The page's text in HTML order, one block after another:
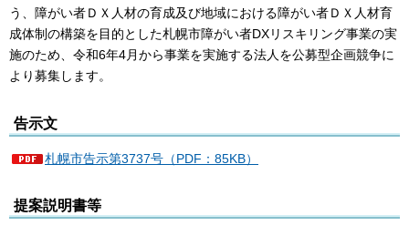
う、障がい者ＤＸ人材の育成及び地域における障がい者ＤＸ人材育
成体制の構築を目的とした札幌市障がい者DXリスキリング事業の実
施のため、令和6年4月から事業を実施する法人を公募型企画競争に
より募集します。
告示文
札幌市告示第3737号（PDF：85KB）
提案説明書等